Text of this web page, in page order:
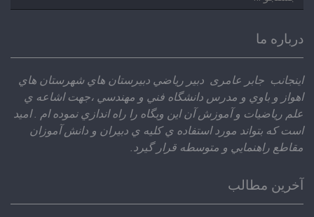
برای:
درباره ما
اينجانب جابر عامری دبير رياضي دبيرستان هاي شهرستان هاي
اهواز و باوي و مدرس دانشگاه فني و مهندسي ،‌جهت اشاعه ي
علم رياضيات و آموزش آن اين وبگاه را راه اندازي نموده ام . اميد
است كه بتواند مورد استفاده ي كليه ي دبيران و دانش آموزان
مقاطع راهنمايي و متوسطه قرار گيرد.
آخرین مطالب